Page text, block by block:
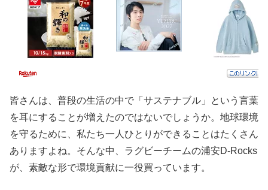
皆さんは、普段の生活の中で「サステナブル」という言葉
を耳にすることが増えたのではないでしょうか。地球環境
を守るために、私たち一人ひとりができることはたくさん
ありますよね。そんな中、ラグビーチームの浦安D-Rocks
が、素敵な形で環境貢献に一役買っています。